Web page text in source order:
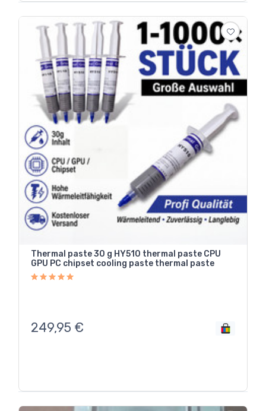
Thermal paste 30 g HY510 thermal paste CPU
GPU PC chipset cooling paste thermal paste
249,95 €